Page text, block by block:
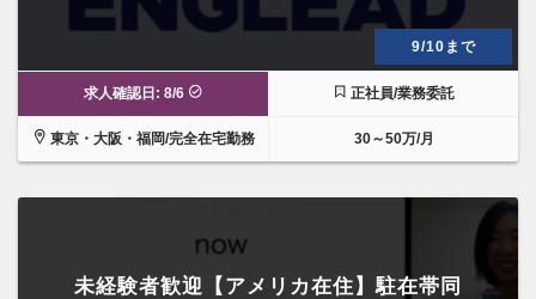
9/10まで
求人確認日: 8/6 正社員/業務委託
東京・大阪・福岡/完全在宅勤務 30～50万/月
未経験者歓迎【アメリカ在住】駐在帯同